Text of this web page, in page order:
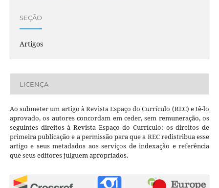
SEÇÃO
Artigos
LICENÇA
Ao submeter um artigo à Revista Espaço do Currículo (REC) e tê-lo
aprovado, os autores concordam em ceder, sem remuneração, os
seguintes direitos à Revista Espaço do Currículo: os direitos de
primeira publicação e a permissão para que a REC redistribua esse
artigo e seus metadados aos serviços de indexação e referência
que seus editores julguem apropriados.